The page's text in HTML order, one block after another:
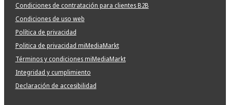
Condiciones de contratación para clientes B2B
Condiciones de uso web
Política de privacidad
Politica de privacidad miMediaMarkt
Términos y condiciones miMediaMarkt
Integridad y cumplimiento
Declaración de accesibilidad